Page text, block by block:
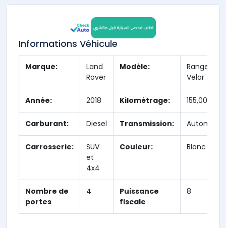
Informations Véhicule
Marque:
Land
Rover
Modèle:
Range
Velar
Année: 2018 Kilométrage: 155,000 km
Carburant: Diesel Transmission:
Carrosserie:
SUV
et
4x4
Couleur: Blanc
Nombre de
portes
4
Puissance
fiscale
8